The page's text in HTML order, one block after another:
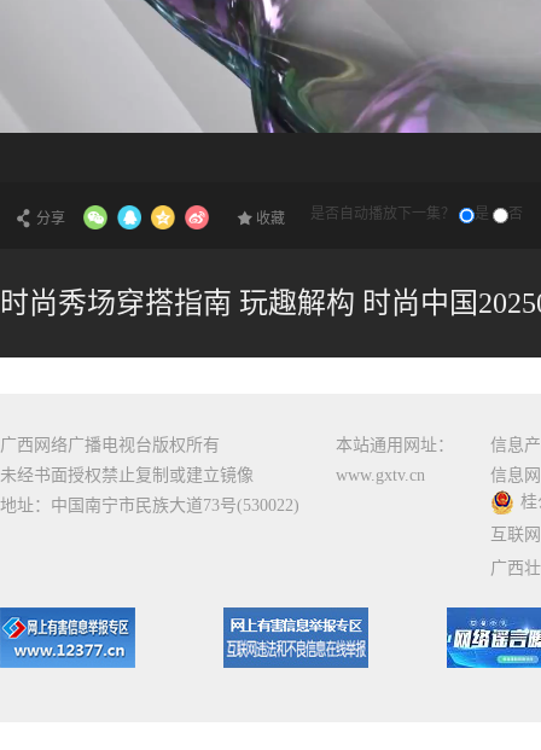
分享 收藏 是否自动播放下一集？ 是 否
时尚秀场穿搭指南 玩趣解构 时尚中国
广西网络广播电视台版权所有
未经书面授权禁止复制或建立镜像
地址：中国南宁市民族大道73号(530022)
本站通用网址：
www.gxtv.cn
信息
信息
桂
互联
广西